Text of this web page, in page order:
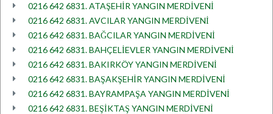
0216 642 6831. ATAŞEHİR YANGIN MERDİVENİ
0216 642 6831. AVCILAR YANGIN MERDİVENİ
0216 642 6831. BAĞCILAR YANGIN MERDİVENİ
0216 642 6831. BAHÇELİEVLER YANGIN MERDİVENİ
0216 642 6831. BAKIRKÖY YANGIN MERDİVENİ
0216 642 6831. BAŞAKŞEHİR YANGIN MERDİVENİ
0216 642 6831. BAYRAMPAŞA YANGIN MERDİVENİ
0216 642 6831. BEŞİKTAŞ YANGIN MERDİVENİ